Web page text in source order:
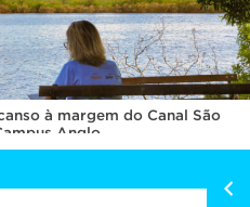
à margem do Canal São
Anglo